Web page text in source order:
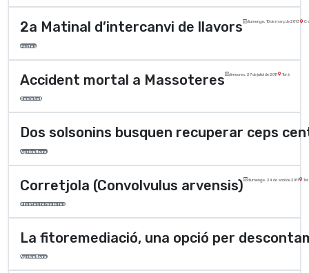
2a Matinal d’intercanvi de llavors diumenge, 10 de març de 2013
Festes
Accident mortal a Massoteres dimecres, 27 de juliol de 2011 Torà
Societat
Dos solsonins busquen recuperar ceps
Agricultura
Corretjola (Convolvulus arvensis) diumenge, 24 de abril de 2011
Plantes remeieres
La fitoremediació, una opció per
Agricultura